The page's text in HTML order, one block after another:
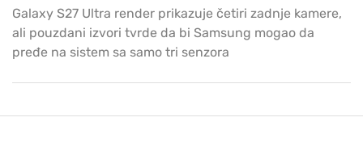
Galaxy S27 Ultra render prikazuje četiri zadnje kamere,
ali pouzdani izvori tvrde da bi Samsung mogao da
pređe na sistem sa samo tri senzora